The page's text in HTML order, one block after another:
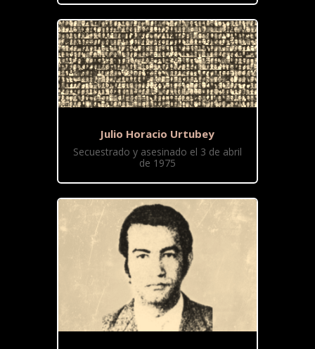
Julio Horacio Urtubey
Secuestrado y asesinado el 3 de abril
de 1975